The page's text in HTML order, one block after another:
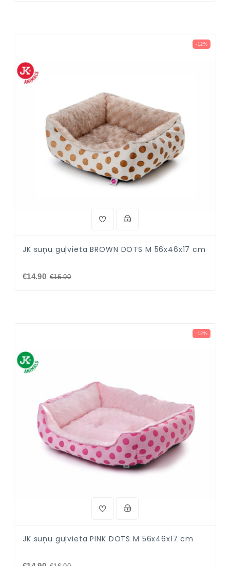
-12%
JK suņu guļvieta BROWN DOTS M 56x46x17 cm
€14.90 €16.90
-12%
JK suņu guļvieta PINK DOTS M 56x46x17 cm